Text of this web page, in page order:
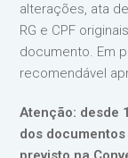
alterações, ata
RG e CPF
documento. Em
recomendável
Atenção: desde
dos